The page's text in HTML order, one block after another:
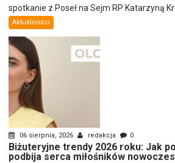
spotkanie z Poseł na Sejm RP Katarzyną
Aktualności
06 sierpnia, 2026 redakcja 0
Biżuteryjne trendy 2026 roku: Jak
podbija serca miłośników